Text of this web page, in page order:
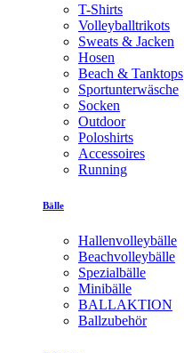
T-Shirts
Volleyballtrikots
Sweats & Jacken
Hosen
Beach & Tanktops
Sportunterwäsche
Socken
Outdoor
Poloshirts
Accessoires
Running
Bälle
Hallenvolleybälle
Beachvolleybälle
Spezialbälle
Minibälle
BALLAKTION
Ballzubehör